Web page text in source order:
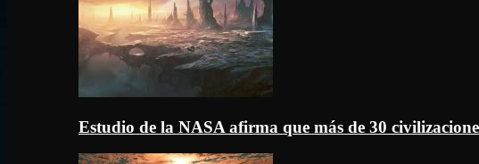
Estudio de la NASA afirma que más de 30